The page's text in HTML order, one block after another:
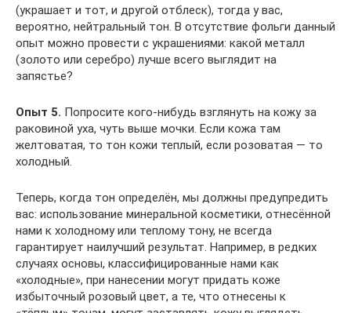
(украшает и тот, и другой отблеск), тогда у вас,
вероятно, нейтральный тон. В отсутствие фольги данный
опыт можно провести с украшениями: какой металл
(золото или серебро) лучше всего выглядит на
запястье?
Опыт 5. Попросите кого-нибудь взглянуть на кожу за
раковиной уха, чуть выше мочки. Если кожа там
желтоватая, то тон кожи теплый, если розоватая — то
холодный.
Теперь, когда тон определён, мы должны предупредить
вас: использование минеральной косметики, отнесённой
нами к холодному или теплому тону, не всегда
гарантирует наилучший результат. Например, в редких
случаях основы, классифицированные нами как
«холодные», при нанесении могут придать коже
избыточный розовый цвет, а те, что отнесены к